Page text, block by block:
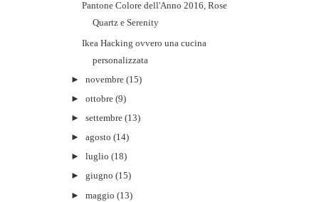
Pantone Colore dell'Anno 2016, Rose
Quartz e Serenity
Ikea Hacking ovvero una cucina
personalizzata
►novembre (15)
►ottobre (9)
►settembre (13)
►agosto (14)
►luglio (18)
►giugno (15)
►maggio (13)